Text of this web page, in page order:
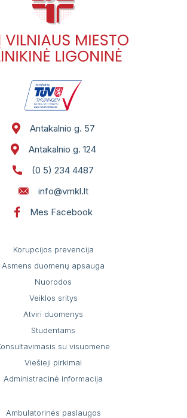
Antakalnio g. 57
Antakalnio g. 124
(0 5) 234 4487
info@vmkl.lt
Mes Facebook
Korupcijos prevencija
Asmens duomenų apsauga
Nuorodos
Veiklos sritys
Atviri duomenys
Studentams
su visuomene
Viešieji pirkimai
Administracinė informacija
Ambulatorinės paslaugos